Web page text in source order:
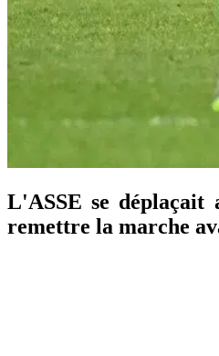
L'ASSE se déplaçait
remettre la marche